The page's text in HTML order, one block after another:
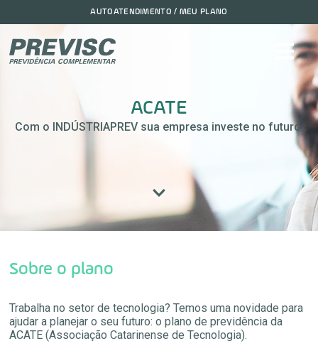
AUTOATENDIMENTO / MEU PLANO
ACATE
Com o INDÚSTRIAPREV sua empresa investe no futuro.
Sobre o plano
Trabalha no setor de tecnologia? Temos uma novidade para
ajudar a planejar o seu futuro: o plano de previdência da
ACATE (Associação Catarinense de Tecnologia).